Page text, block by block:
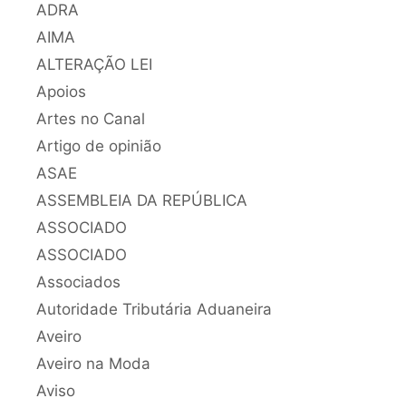
ADRA
AIMA
ALTERAÇÃO LEI
Apoios
Artes no Canal
Artigo de opinião
ASAE
ASSEMBLEIA DA REPÚBLICA
ASSOCIADO
ASSOCIADO
Associados
Autoridade Tributária Aduaneira
Aveiro
Aveiro na Moda
Aviso